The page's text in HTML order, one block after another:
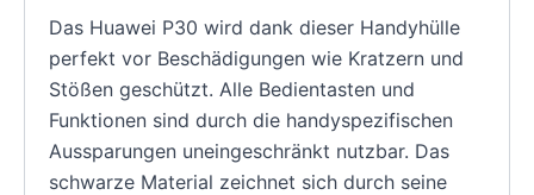
Das Huawei P30 wird dank dieser Handyhülle
perfekt vor Beschädigungen wie Kratzern und
Stößen geschützt. Alle Bedientasten und
Funktionen sind durch die handyspezifischen
Aussparungen uneingeschränkt nutzbar. Das
schwarze Material zeichnet sich durch seine